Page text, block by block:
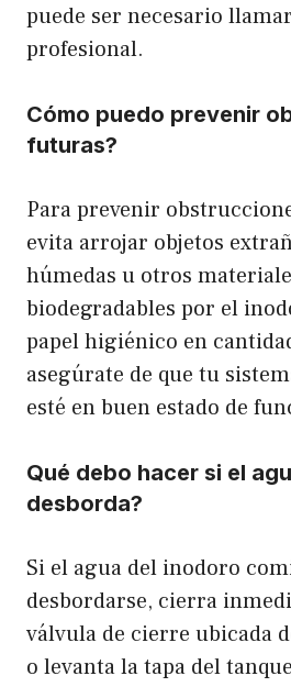
puede ser necesario
profesional.
Cómo puedo prevenir
futuras?
Para prevenir
evita arrojar objetos
húmedas u otros
biodegradables por el
papel higiénico en
asegúrate de que tu
esté en buen estado de
Qué debo hacer si el
desborda?
Si el agua del inodoro
desbordarse, cierra
válvula de cierre ubicada
o levanta la tapa del